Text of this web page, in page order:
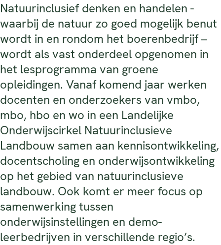
Natuurinclusief denken en handelen -
waarbij de natuur zo goed mogelijk benut
wordt in en rondom het boerenbedrijf –
wordt als vast onderdeel opgenomen in
het lesprogramma van groene
opleidingen. Vanaf komend jaar werken
docenten en onderzoekers van vmbo,
mbo, hbo en wo in een Landelijke
Onderwijscirkel Natuurinclusieve
Landbouw samen aan kennisontwikkeling,
docentscholing en onderwijsontwikkeling
op het gebied van natuurinclusieve
landbouw. Ook komt er meer focus op
samenwerking tussen
onderwijsinstellingen en demo-
leerbedrijven in verschillende regio’s.